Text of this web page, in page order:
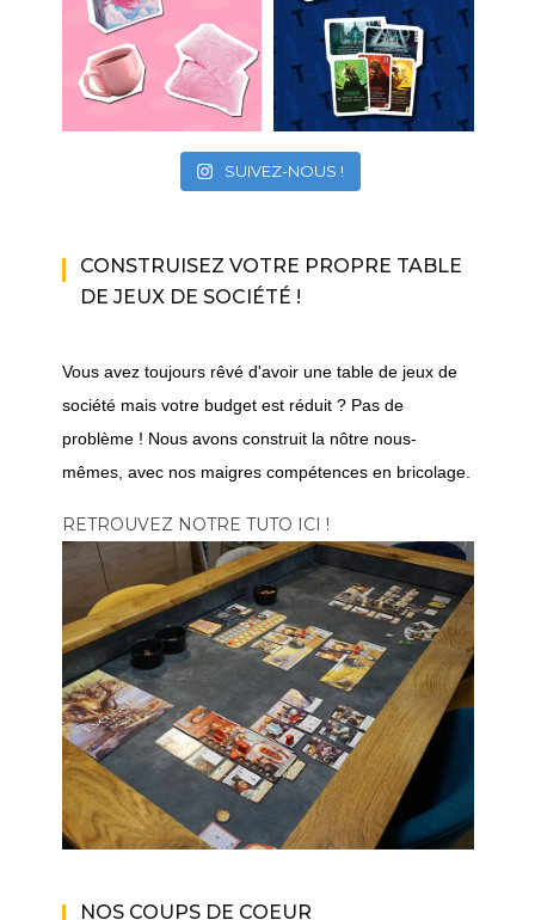
SUIVEZ-NOUS !
CONSTRUISEZ VOTRE PROPRE TABLE
DE JEUX DE SOCIÉTÉ !
Vous avez toujours rêvé d'avoir une table de jeux de
société mais votre budget est réduit ? Pas de
problème ! Nous avons construit la nôtre nous-
mêmes, avec nos maigres compétences en bricolage.
RETROUVEZ NOTRE TUTO ICI !
NOS COUPS DE COEUR